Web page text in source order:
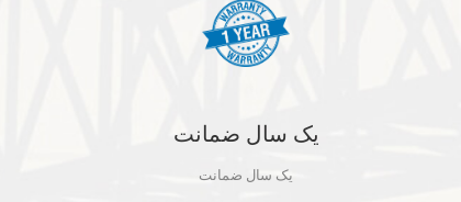
یک سال ضمانت
یک سال ضمانت